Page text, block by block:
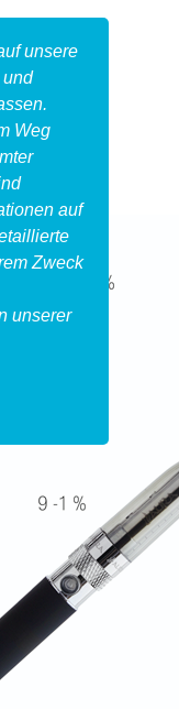
unsere
und
Weg
auf
Zweck
unserer